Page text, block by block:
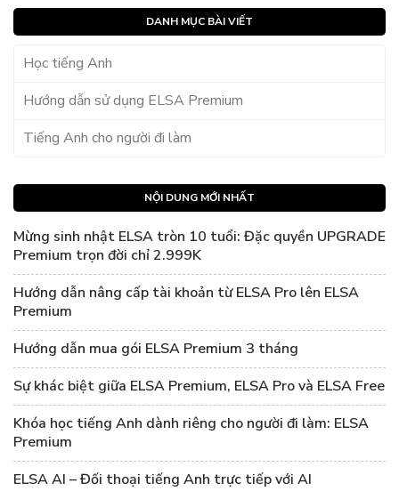
DANH MỤC BÀI VIẾT
Học tiếng Anh
Hướng dẫn sử dụng ELSA Premium
Tiếng Anh cho người đi làm
NỘI DUNG MỚI NHẤT
Mừng sinh nhật ELSA tròn 10 tuổi: Đặc quyền UPGRADE
Premium trọn đời chỉ 2.999K
Hướng dẫn nâng cấp tài khoản từ ELSA Pro lên ELSA
Premium
Hướng dẫn mua gói ELSA Premium 3 tháng
Sự khác biệt giữa ELSA Premium, ELSA Pro và ELSA Free
Khóa học tiếng Anh dành riêng cho người đi làm: ELSA
Premium
ELSA AI – Đối thoại tiếng Anh trực tiếp với AI